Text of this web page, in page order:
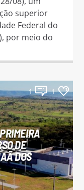
superior
Federal do
por meio do
1 1
DE
DOS